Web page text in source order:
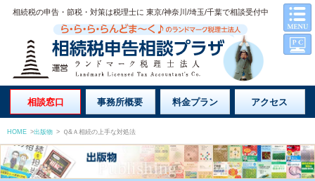
相続税の申告・節税・対策は税理士に 東京/神奈川/埼玉/千葉で相談受付中
相談窓口 事務所概要 料金プラン アクセス
HOME >出版物 > Ｑ&Ａ相続の上手な対処法